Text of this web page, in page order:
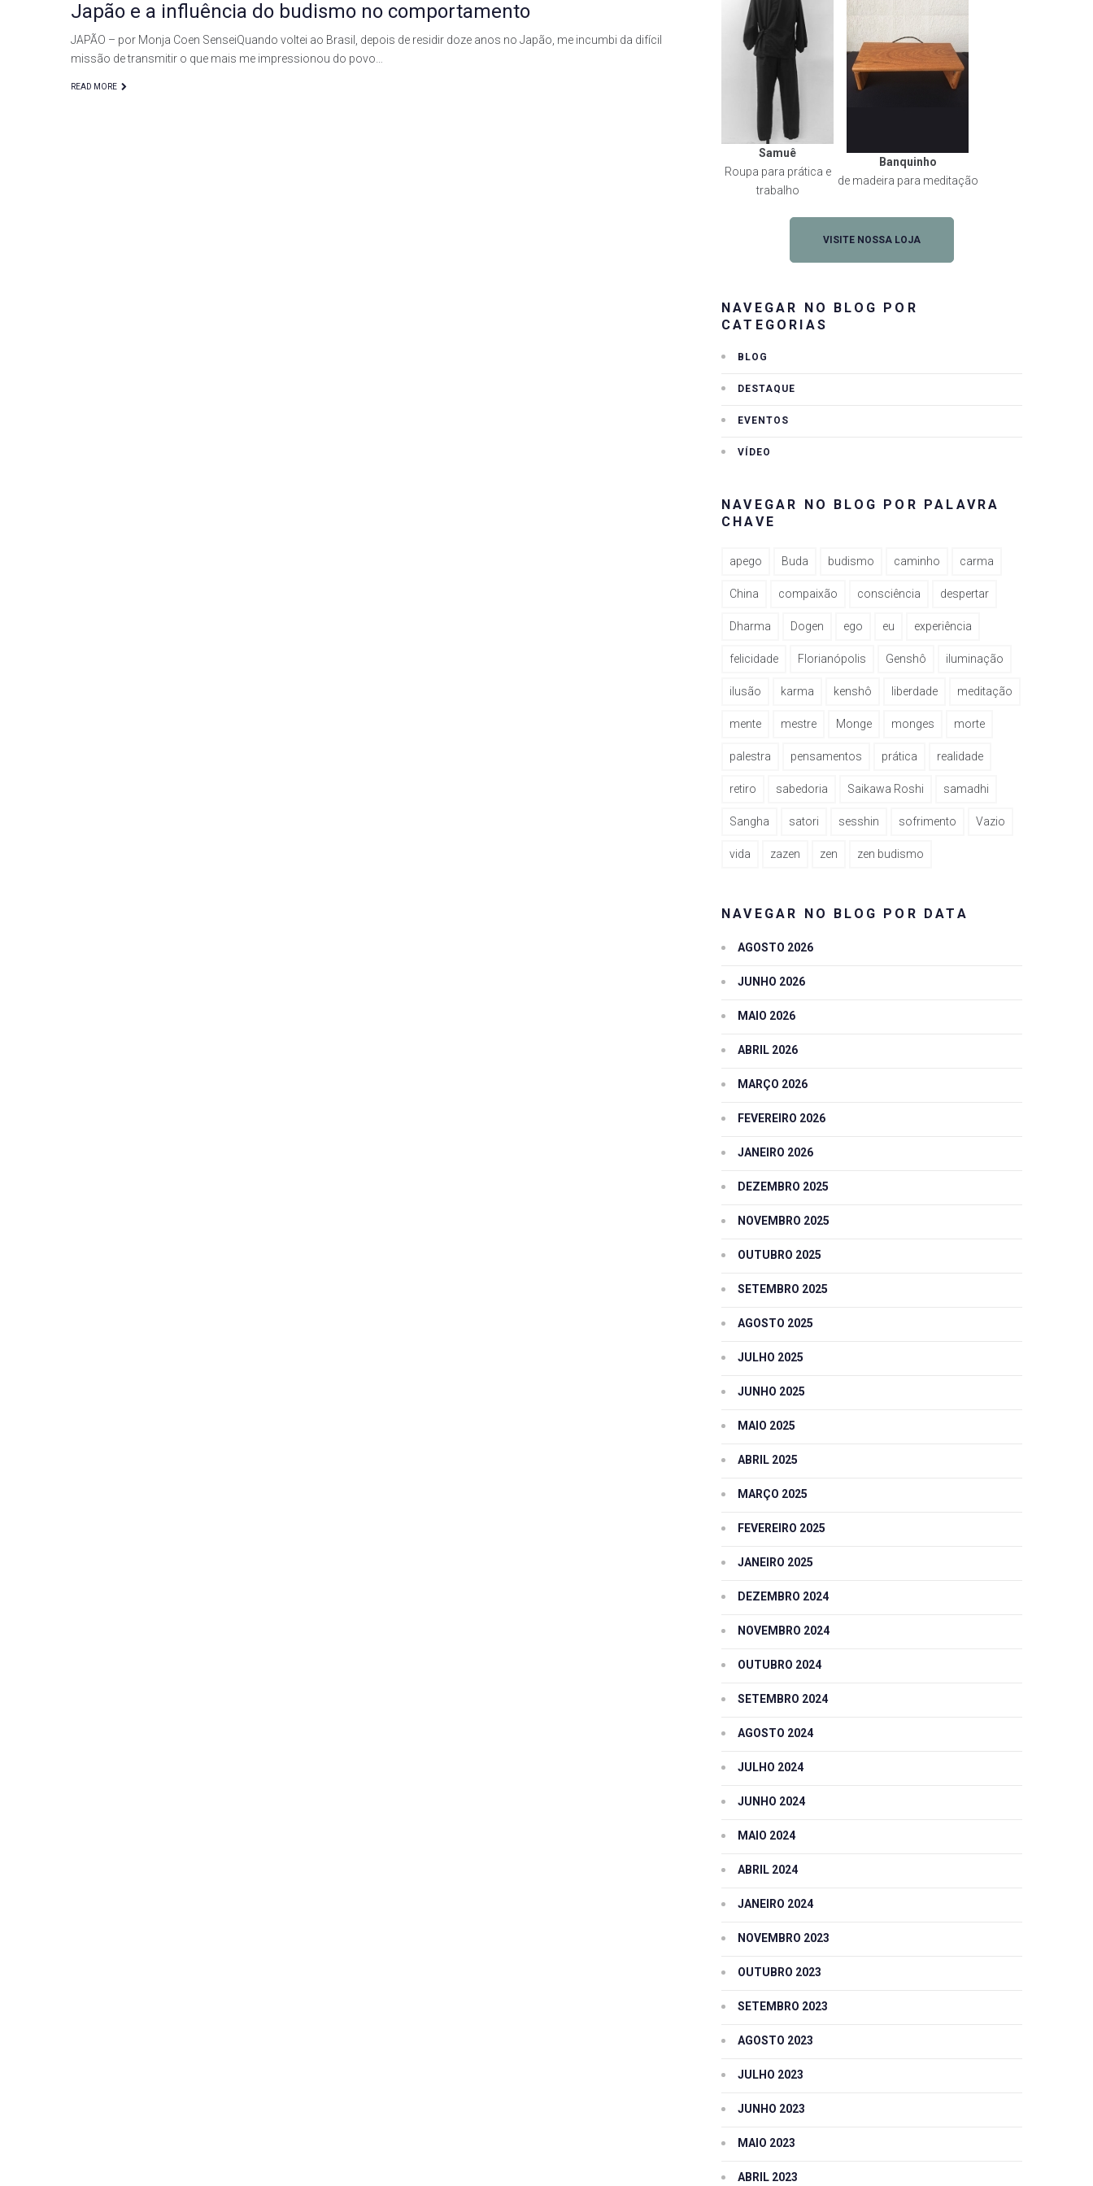
Japão e a influência do budismo no comportamento
JAPÃO – por Monja Coen SenseiQuando voltei ao Brasil, depois de residir doze anos no Japão, me incumbi da difícil
missão de transmitir o que mais me impressionou do povo…
READ MORE
Samuê
Roupa para prática e
trabalho
Banquinho
de madeira para meditação
VISITE NOSSA LOJA
NAVEGAR NO BLOG POR
CATEGORIAS
BLOG
DESTAQUE
EVENTOS
VÍDEO
NAVEGAR NO BLOG POR PALAVRA
CHAVE
apego Buda budismo caminho carma
China compaixão consciência despertar
Dharma Dogen ego eu experiência
felicidade Florianópolis Genshô iluminação
ilusão karma kenshô liberdade meditação
mente mestre Monge monges morte
palestra pensamentos prática realidade
retiro sabedoria Saikawa Roshi samadhi
Sangha satori sesshin sofrimento Vazio
vida zazen zen zen budismo
NAVEGAR NO BLOG POR DATA
AGOSTO 2026
JUNHO 2026
MAIO 2026
ABRIL 2026
MARÇO 2026
FEVEREIRO 2026
JANEIRO 2026
DEZEMBRO 2025
NOVEMBRO 2025
OUTUBRO 2025
SETEMBRO 2025
AGOSTO 2025
JULHO 2025
JUNHO 2025
MAIO 2025
ABRIL 2025
MARÇO 2025
FEVEREIRO 2025
JANEIRO 2025
DEZEMBRO 2024
NOVEMBRO 2024
OUTUBRO 2024
SETEMBRO 2024
AGOSTO 2024
JULHO 2024
JUNHO 2024
MAIO 2024
ABRIL 2024
JANEIRO 2024
NOVEMBRO 2023
OUTUBRO 2023
SETEMBRO 2023
AGOSTO 2023
JULHO 2023
JUNHO 2023
MAIO 2023
ABRIL 2023